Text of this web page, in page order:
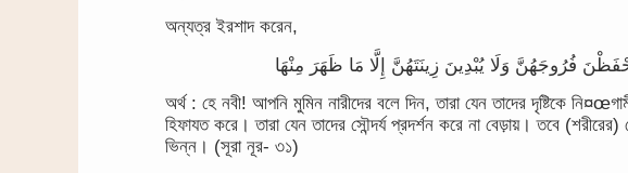
অন্যত্র ইরশাদ করেন,
فُرُوجَهُنَّ وَلَا يُبْدِينَ زِينَتَهُنَّ إِلَّا مَا ظَهَرَ مِنْهَا
অর্থ : হে নবী! আপনি মুমিন নারীদের বলে দিন, তারা যেন তাদের দৃষ্টিকে
হিফাযত করে। তারা যেন তাদের সৌন্দর্য প্রদর্শন করে না বেড়ায়। তবে
ভিন্ন। (সূরা নূর- ৩১)